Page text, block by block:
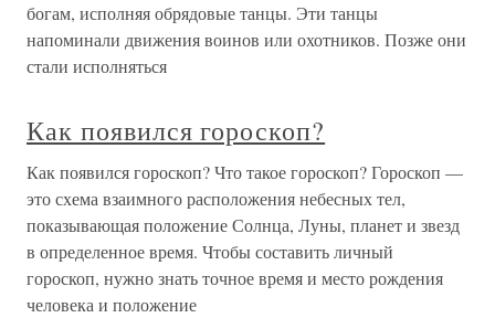
богам, исполняя обрядовые танцы. Эти танцы
напоминали движения воинов или охотников. Позже они
стали исполняться
Как появился гороскоп?
Как появился гороскоп? Что такое гороскоп? Гороскоп —
это схема взаимного расположения небесных тел,
показывающая положение Солнца, Луны, планет и звезд
в определенное время. Чтобы составить личный
гороскоп, нужно знать точное время и место рождения
человека и положение